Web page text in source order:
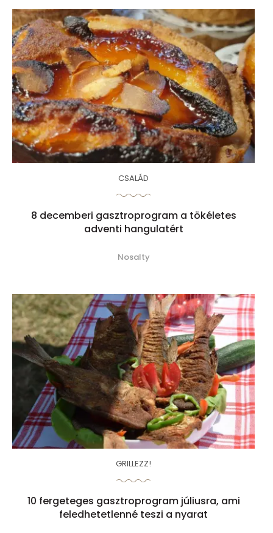
CSALÁD
8 decemberi gasztroprogram a tökéletes
adventi hangulatért
Nosalty
GRILLEZZ!
10 fergeteges gasztroprogram júliusra, ami
feledhetetlenné teszi a nyarat